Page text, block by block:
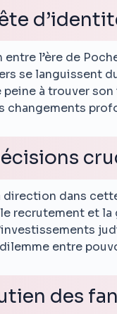
entre l’ère de
se languissent
peine à trouver
changements
direction dans
recrutement et
entre
des